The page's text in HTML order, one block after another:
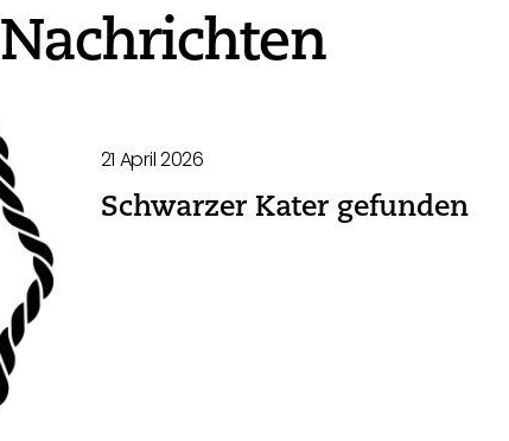
Nachrichten
21 April 2026
Schwarzer Kater gefunden